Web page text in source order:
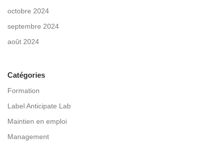
octobre 2024
septembre 2024
août 2024
Catégories
Formation
Label Anticipate Lab
Maintien en emploi
Management